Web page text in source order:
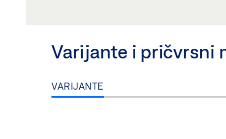
Varijante i pričvrsni
VARIJANTE